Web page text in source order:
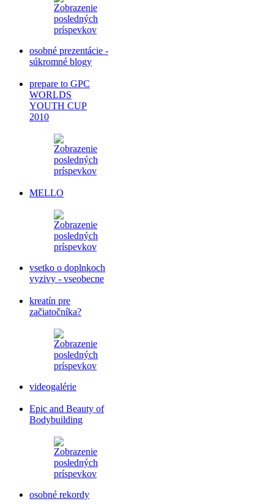
osobné prezentácie -
súkromné blogy
prepare to GPC
WORLDS
YOUTH CUP
2010
MELLO
vsetko o doplnkoch
vyzivy - vseobecne
kreatín pre
začiatočníka?
videogalérie
Epic and Beauty of
Bodybuilding
osobné rekordy